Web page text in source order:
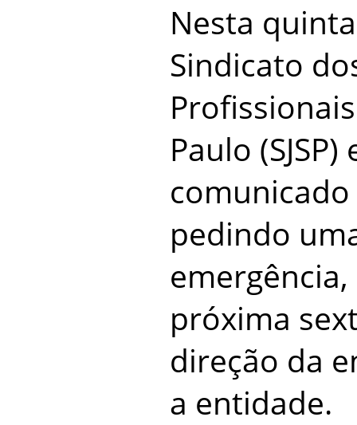
Nesta
Sindicato
Paulo
pedindo
próxima
direção da
a entidade.